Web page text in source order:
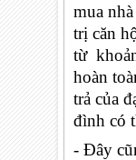
mua
trị căn
từ
hoàn
trả của
đình có
- Đây